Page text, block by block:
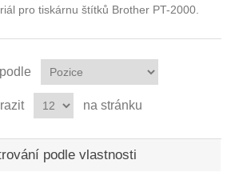
pro tiskárnu štítků Brother PT-2000.
na stránku
podle vlastnosti